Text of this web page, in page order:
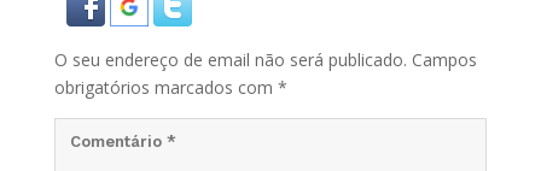
O seu endereço de email não será publicado. Campos
obrigatórios marcados com *